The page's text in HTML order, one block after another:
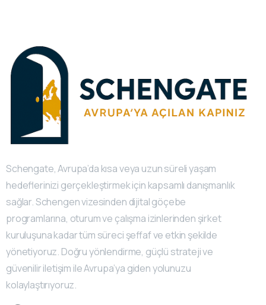
Schengate, Avrupa’da kısa veya uzun süreli yaşam
hedeflerinizi gerçekleştirmek için kapsamlı danışmanlık
sağlar. Schengen vizesinden dijital göçebe
programlarına, oturum ve çalışma izinlerinden şirket
kuruluşuna kadar tüm süreci şeffaf ve etkin şekilde
yönetiyoruz. Doğru yönlendirme, güçlü strateji ve
güvenilir iletişim ile Avrupa’ya giden yolunuzu
kolaylaştırıyoruz.